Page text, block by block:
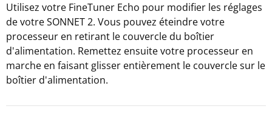
Utilisez votre FineTuner Echo pour modifier les réglages
de votre SONNET 2. Vous pouvez éteindre votre
processeur en retirant le couvercle du boîtier
d'alimentation. Remettez ensuite votre processeur en
marche en faisant glisser entièrement le couvercle sur le
boîtier d'alimentation.